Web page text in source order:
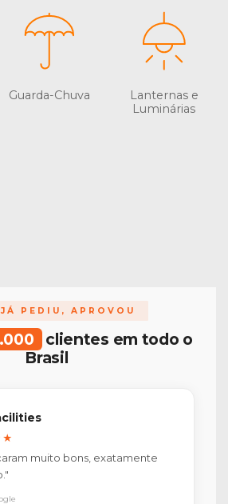
Guarda-Chuva
Lanternas e
Luminárias
PEDIU, APROVOU
clientes em todo o
Brasil
muito bons, exatamente